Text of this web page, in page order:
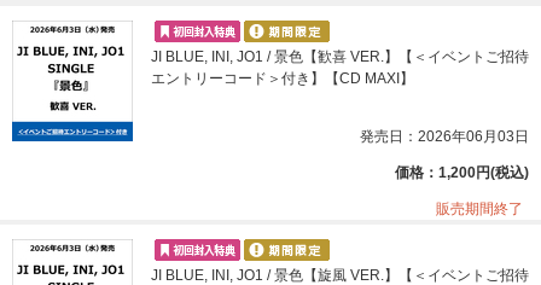
JI BLUE, INI, JO1 / 景色【歓喜 VER.】【＜イベントご招待
エントリーコード＞付き】【CD MAXI】
発売日：2026年06月03日
価格：1,200円(税込)
販売期間終了
JI BLUE, INI, JO1 / 景色【旋風 VER.】【＜イベントご招待